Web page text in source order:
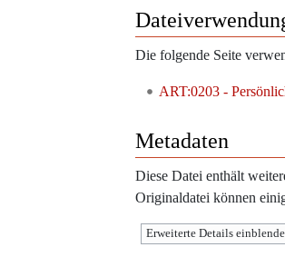
Die folgende Seite
ART:0203 -
Metadaten
Diese Datei enthält
Originaldatei können
Erweiterte Details